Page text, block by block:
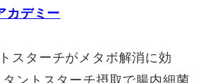
カデミー
スターチがメタボ解消に効
ントスターチ摂取で腸内細菌